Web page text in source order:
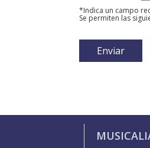
*Indica un campo
Se permiten las